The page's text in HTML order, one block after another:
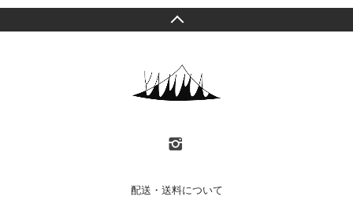
配送・送料について